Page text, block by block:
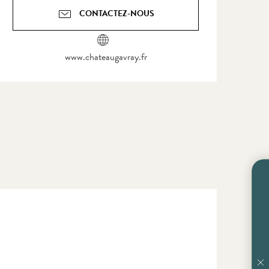
CONTACTEZ-NOUS
www.chateaugavray.fr